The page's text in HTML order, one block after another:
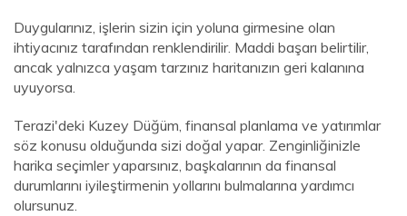
Duygularınız, işlerin sizin için yoluna girmesine olan
ihtiyacınız tarafından renklendirilir. Maddi başarı belirtilir,
ancak yalnızca yaşam tarzınız haritanızın geri kalanına
uyuyorsa.
Terazi'deki Kuzey Düğüm, finansal planlama ve yatırımlar
söz konusu olduğunda sizi doğal yapar. Zenginliğinizle
harika seçimler yaparsınız, başkalarının da finansal
durumlarını iyileştirmenin yollarını bulmalarına yardımcı
olursunuz.